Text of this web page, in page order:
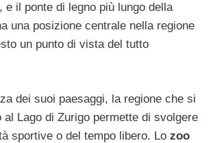
e il ponte di legno più lungo della
una posizione centrale nella regione
un punto di vista del tutto
dei suoi paesaggi, la regione che si
al Lago di Zurigo permette di svolgere
sportive o del tempo libero. Lo zoo